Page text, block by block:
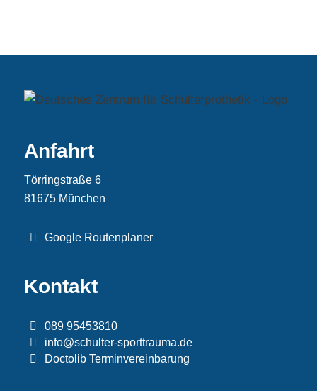
Anfahrt
Törringstraße 6
81675 München
Google Routenplaner
Kontakt
089 95453810
info@schulter-sporttrauma.de
Doctolib Terminvereinbarung